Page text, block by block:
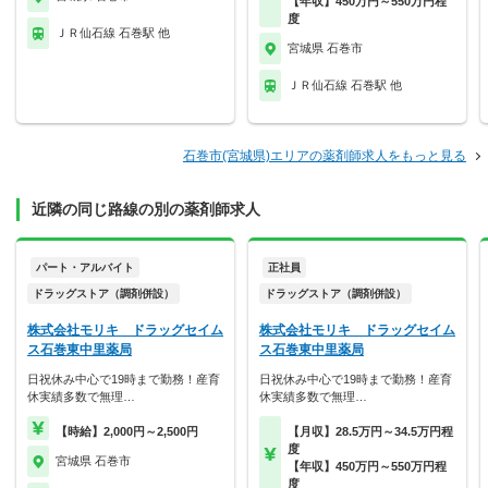
ＪＲ仙石線 石巻駅 他
度
宮城県 石巻市
ＪＲ仙石線 石巻駅 他
石巻市(宮城県)エリアの薬剤師求人をもっと見る
近隣の同じ路線の別の薬剤師求人
パート・アルバイト
ドラッグストア（調剤併設）
株式会社モリキ ドラッグセイム
ス石巻東中里薬局
日祝休み中心で19時まで勤務！産育
休実績多数で無理…
【時給】2,000円～2,500円
宮城県 石巻市
正社員
ドラッグストア（調剤併設）
株式会社モリキ ドラッグセイム
ス石巻東中里薬局
日祝休み中心で19時まで勤務！産育
休実績多数で無理…
【月収】28.5万円～34.5万円程
度
【年収】450万円～550万円程
度